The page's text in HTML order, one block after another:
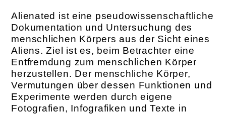
Alienated ist eine pseudowissenschaftliche
Dokumentation und Untersuchung des
menschlichen Körpers aus der Sicht eines
Aliens. Ziel ist es, beim Betrachter eine
Entfremdung zum menschlichen Körper
herzustellen. Der menschliche Körper,
Vermutungen über dessen Funktionen und
Experimente werden durch eigene
Fotografien, Infografiken und Texte in